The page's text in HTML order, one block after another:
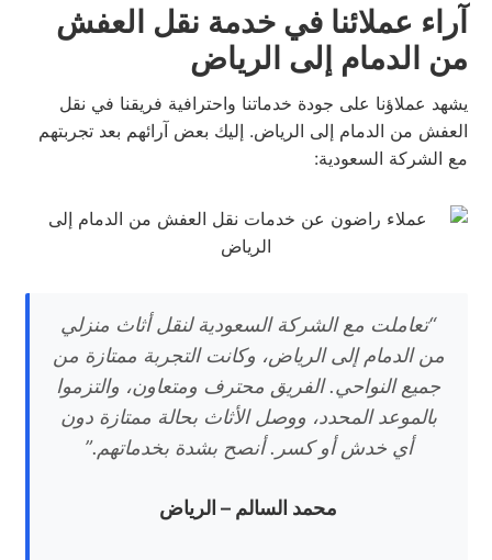
آراء عملائنا في خدمة نقل العفش
من الدمام إلى الرياض
يشهد عملاؤنا على جودة خدماتنا واحترافية فريقنا في نقل
العفش من الدمام إلى الرياض. إليك بعض آرائهم بعد تجربتهم
مع الشركة السعودية:
“تعاملت مع الشركة السعودية لنقل أثاث منزلي
من الدمام إلى الرياض، وكانت التجربة ممتازة من
جميع النواحي. الفريق محترف ومتعاون، والتزموا
بالموعد المحدد، ووصل الأثاث بحالة ممتازة دون
أي خدش أو كسر. أنصح بشدة بخدماتهم.”
محمد السالم – الرياض